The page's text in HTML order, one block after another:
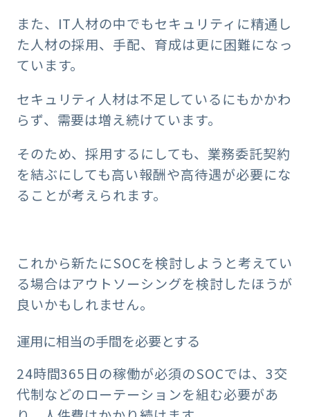
また、IT人材の中でもセキュリティに精通し
た人材の採用、手配、育成は更に困難になっ
ています。
セキュリティ人材は不足しているにもかかわ
らず、需要は増え続けています。
そのため、採用するにしても、業務委託契約
を結ぶにしても高い報酬や高待遇が必要にな
ることが考えられます。
これから新たにSOCを検討しようと考えてい
る場合はアウトソーシングを検討したほうが
良いかもしれません。
運用に相当の手間を必要とする
24時間365日の稼働が必須のSOCでは、3交
代制などのローテーションを組む必要があ